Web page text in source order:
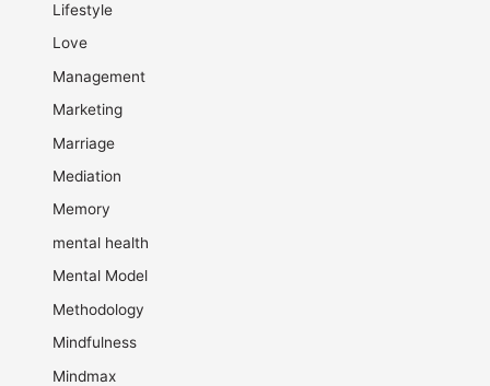
Lifestyle
Love
Management
Marketing
Marriage
Mediation
Memory
mental health
Mental Model
Methodology
Mindfulness
Mindmax